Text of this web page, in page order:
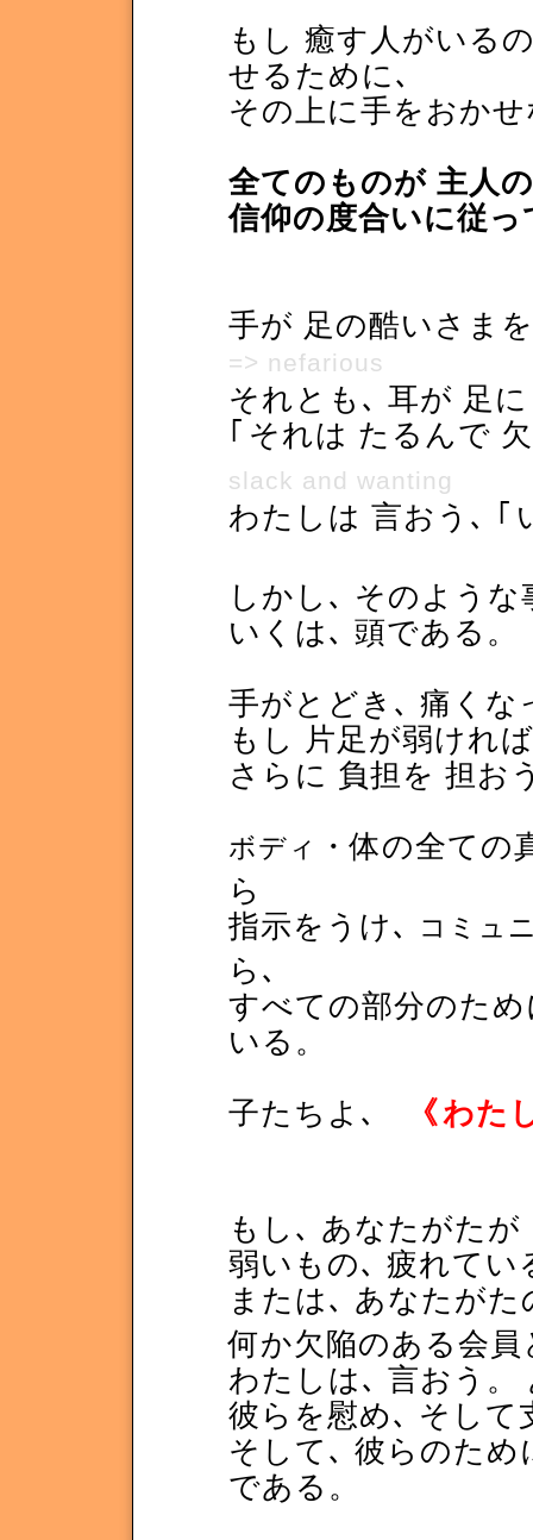
もし 癒す人がいる
せるために､
その上に手をおか
全てのものが 主人
信仰の度合いに従
手が 足の酷いさま
=> nefarious
それとも､ 耳が 足に
｢ それは たるんで
slack and wanting
わたしは 言おう､ ｢
しかし､ そのよう
いくは､ 頭である。
手がとどき､ 痛くな
もし 片足が弱けれ
さらに 負担を 担お
ボディ
・体の全ての
ら
指示をうけ､
コミュ
ら､
すべての部分のた
いる。
子たちよ､ 《わた
もし､ あなたがたが
弱いもの､ 疲れてい
または､ あなたがた
何か欠陥のある会
わたしは､ 言おう。
彼らを慰め､ そして
そして､ 彼らのた
である。